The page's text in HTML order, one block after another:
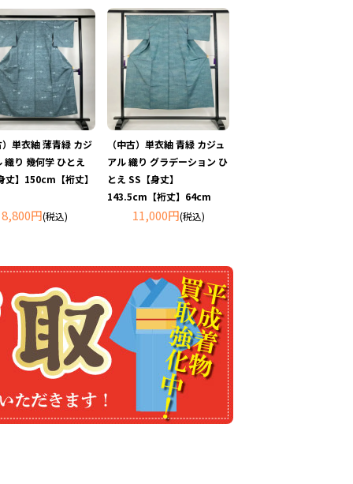
単衣紬 薄青緑 カジ
織り 幾何学 ひとえ
丈】150cm【裄丈】
8,800円(税込)
（中古）単衣紬 青緑 カジュ
アル 織り グラデーション ひ
とえ SS【身丈】
143.5cm【裄丈】64cm
11,000円(税込)